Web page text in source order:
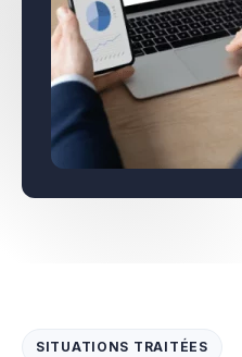
SITUATIONS TRAITÉES